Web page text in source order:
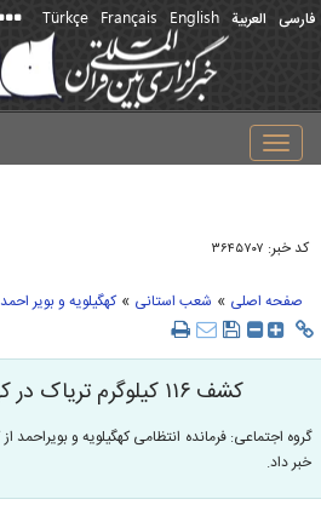
فارسی العربیة English
Français
Türkçe
Toggle
navigation
کد خبر: ۳۶۴۵۷۰۷
صفحه اصلی » شعب استانی »کهگیلویه و بویر احمد
کشف ۱۱۶ کیلوگرم تریاک در کهگیلویه بویراحمد
خبر داد.